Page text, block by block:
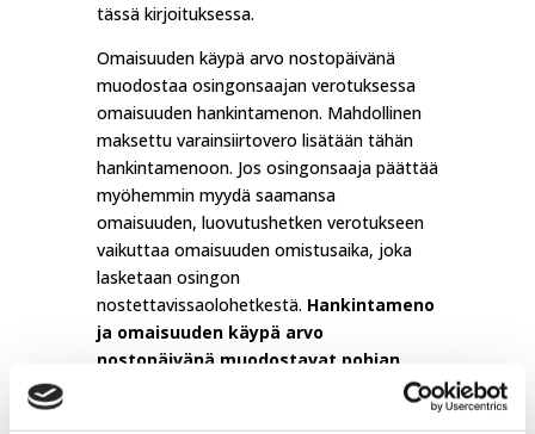
tässä kirjoituksessa.
Omaisuuden käypä arvo nostopäivänä
muodostaa osingonsaajan verotuksessa
omaisuuden hankintamenon. Mahdollinen
maksettu varainsiirtovero lisätään tähän
hankintamenoon. Jos osingonsaaja päättää
myöhemmin myydä saamansa
omaisuuden, luovutushetken verotukseen
vaikuttaa omaisuuden omistusaika, joka
lasketaan osingon
nostettavissaolohetkestä. Hankintameno
ja omaisuuden käypä arvo
nostopäivänä muodostavat pohjan